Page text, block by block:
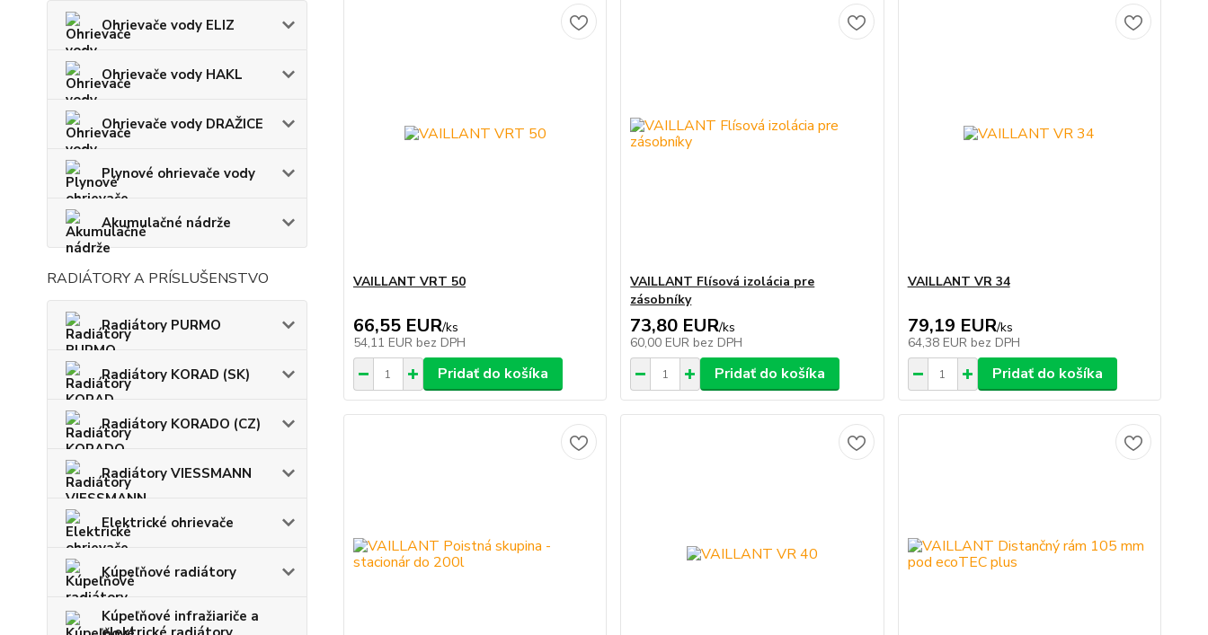
Ohrievače vody ELIZ
Ohrievače vody HAKL
Ohrievače vody DRAŽICE
Plynové ohrievače vody
Akumulačné nádrže
RADIÁTORY A PRÍSLUŠENSTVO
Radiátory PURMO
Radiátory KORAD (SK)
Radiátory KORADO (CZ)
Radiátory VIESSMANN
Elektrické ohrievače
Kúpeľňové radiátory
Kúpeľňové infražiariče a
VAILLANT VRT 50
66,55 EUR/ks
54,11 EUR bez DPH
Pridať do košíka
VAILLANT Flísová izolácia pre
zásobníky
73,80 EUR/ks
60,00 EUR bez DPH
Pridať do košíka
VAILLANT VR 34
79,19 EUR/ks
64,38 EUR bez DPH
Pridať do košíka